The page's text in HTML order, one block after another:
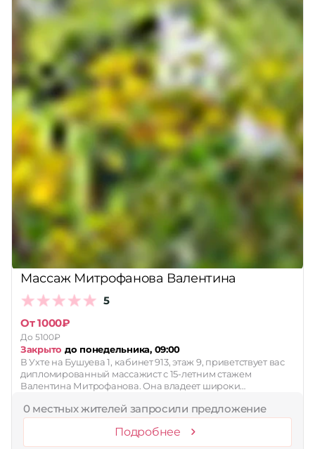
Массаж Митрофанова Валентина
5
От 1000₽
До 5100₽
Закрыто до понедельника, 09:00
В Ухте на Бушуева 1, кабинет 913, этаж 9, приветствует вас
дипломированный массажист с 15-летним стажем
Валентина Митрофанова. Она владеет широки…
0 местных жителей запросили предложение
Подробнее